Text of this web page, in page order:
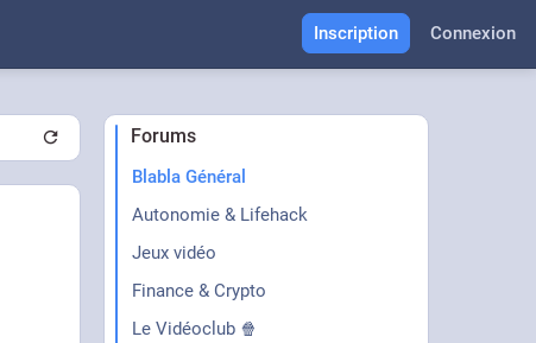
Inscription Connexion
Forums
Blabla Général
Autonomie & Lifehack
Jeux vidéo
Finance & Crypto
Le Vidéoclub 🍿